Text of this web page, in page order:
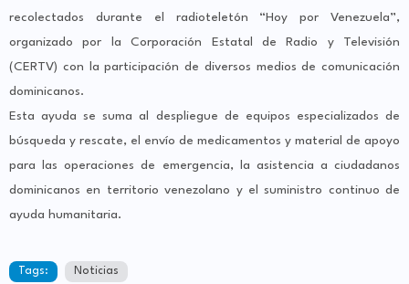
recolectados durante el radioteletón “Hoy por Venezuela”,
organizado por la Corporación Estatal de Radio y Televisión
(CERTV) con la participación de diversos medios de comunicación
dominicanos.
Esta ayuda se suma al despliegue de equipos especializados de
búsqueda y rescate, el envío de medicamentos y material de apoyo
para las operaciones de emergencia, la asistencia a ciudadanos
dominicanos en territorio venezolano y el suministro continuo de
ayuda humanitaria.
Tags: Noticias